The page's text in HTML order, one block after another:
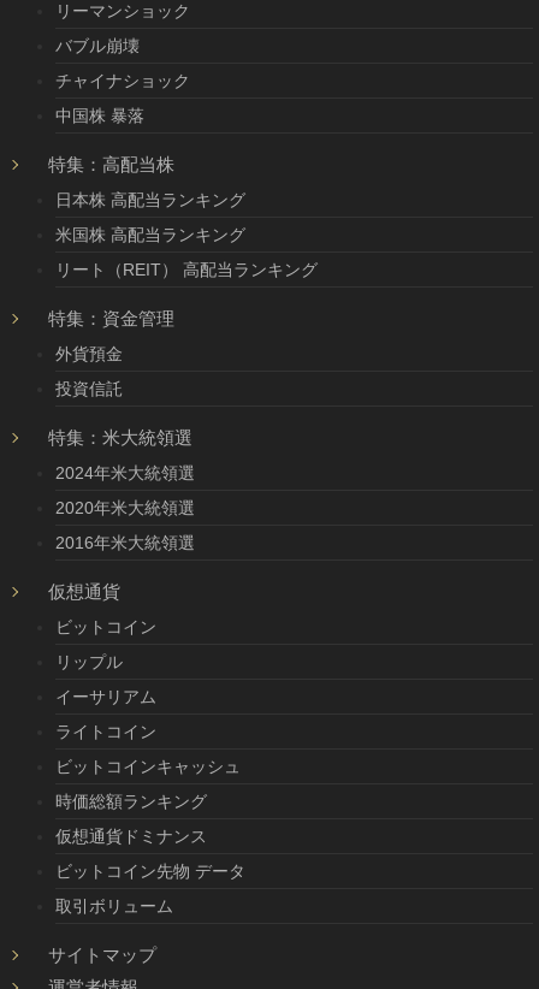
リーマンショック
バブル崩壊
チャイナショック
中国株 暴落
特集：高配当株
日本株 高配当ランキング
米国株 高配当ランキング
リート（REIT） 高配当ランキング
特集：資金管理
外貨預金
投資信託
特集：米大統領選
2024年米大統領選
2020年米大統領選
2016年米大統領選
仮想通貨
ビットコイン
リップル
イーサリアム
ライトコイン
ビットコインキャッシュ
時価総額ランキング
仮想通貨ドミナンス
ビットコイン先物 データ
取引ボリューム
サイトマップ